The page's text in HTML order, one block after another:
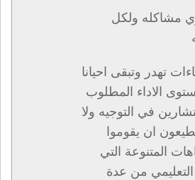
مشاكله ولكل
تهدر وتبقى احيانا
الاداء المطلوب
في التوجيه ولا
ان يقوموا
المتنوعة التي
التعليمي من عدة